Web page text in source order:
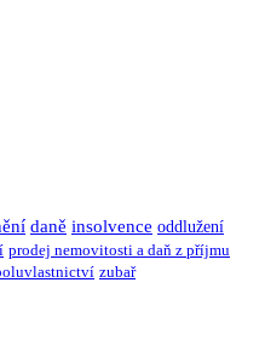
daně insolvence oddlužení
prodej nemovitosti a daň z příjmu
zubař